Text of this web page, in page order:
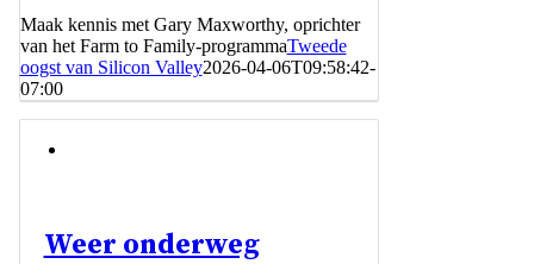
Maak kennis met Gary Maxworthy, oprichter
van het Farm to Family-programmaTweede
oogst van Silicon Valley2026-04-06T09:58:42-
07:00
Weer onderweg